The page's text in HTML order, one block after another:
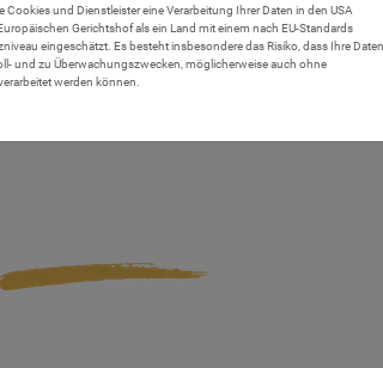
Cookies und Dienstleister eine Verarbeitung Ihrer Daten in den USA
Gerichtshof als ein Land mit einem nach EU-Standards
eingeschätzt. Es besteht insbesondere das Risiko, dass Ihre Daten
und zu Überwachungszwecken, möglicherweise auch ohne
werden können.